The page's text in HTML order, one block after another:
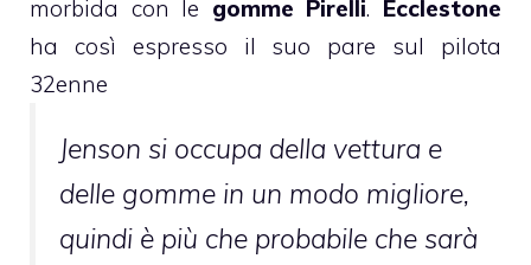
morbida con le gomme Pirelli. Ecclestone
ha così espresso il suo pare sul pilota
32enne
Jenson si occupa della vettura e
delle gomme in un modo migliore,
quindi è più che probabile che sarà